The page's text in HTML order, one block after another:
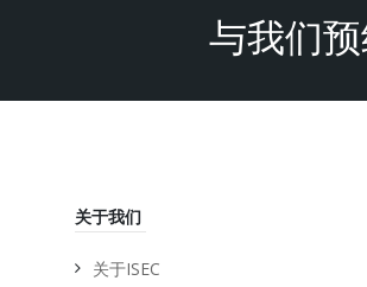
与我们预
关于我们
关于ISEC